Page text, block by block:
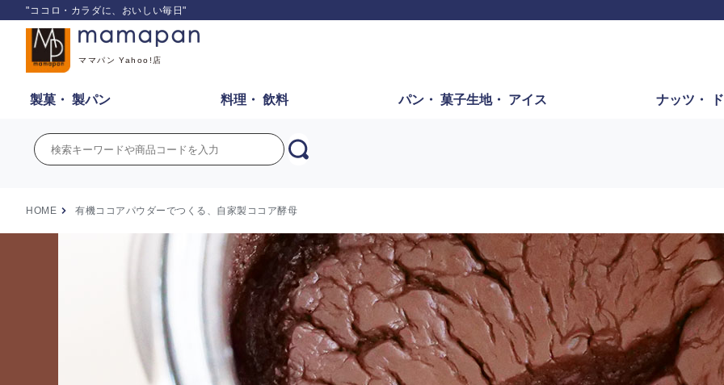
"ココロ・カラダに、おいしい毎日"
ママパン Yahoo!店
製菓・ 製パン 料理・ 飲料 パン・ 菓子生地・ アイス ナッツ・
HOME 有機ココアパウダーでつくる、自家製ココア酵母